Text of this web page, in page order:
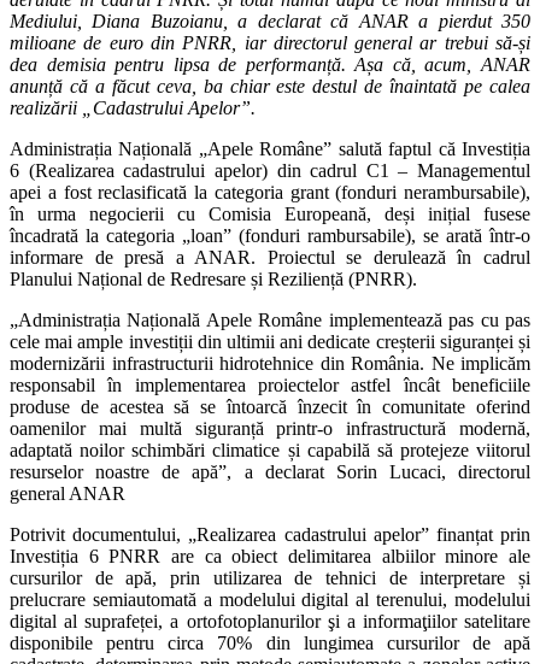
Mediului, Diana Buzoianu, a declarat că ANAR a pierdut 350
milioane de euro din PNRR, iar directorul general ar trebui să-și
dea demisia pentru lipsa de performanță. Așa că, acum, ANAR
anunță că a făcut ceva, ba chiar este destul de înaintată pe calea
realizării „Cadastrului Apelor”.
Administrația Națională „Apele Române” salută faptul că Investiția
6 (Realizarea cadastrului apelor) din cadrul C1 – Managementul
apei a fost reclasificată la categoria grant (fonduri nerambursabile),
în urma negocierii cu Comisia Europeană, deși inițial fusese
încadrată la categoria „loan” (fonduri rambursabile), se arată într-o
informare de presă a ANAR. Proiectul se derulează în cadrul
Planului Național de Redresare și Reziliență (PNRR).
„Administrația Națională Apele Române implementează pas cu pas
cele mai ample investiții din ultimii ani dedicate creșterii siguranței și
modernizării infrastructurii hidrotehnice din România. Ne implicăm
responsabil în implementarea proiectelor astfel încât beneficiile
produse de acestea să se întoarcă înzecit în comunitate oferind
oamenilor mai multă siguranță printr-o infrastructură modernă,
adaptată noilor schimbări climatice și capabilă să protejeze viitorul
resurselor noastre de apă”, a declarat Sorin Lucaci, directorul
general ANAR
Potrivit documentului, „Realizarea cadastrului apelor” finanțat prin
Investiția 6 PNRR are ca obiect delimitarea albiilor minore ale
cursurilor de apă, prin utilizarea de tehnici de interpretare și
prelucrare semiautomată a modelului digital al terenului, modelului
digital al suprafeței, a ortofotoplanurilor şi a informaţiilor satelitare
disponibile pentru circa 70% din lungimea cursurilor de apă